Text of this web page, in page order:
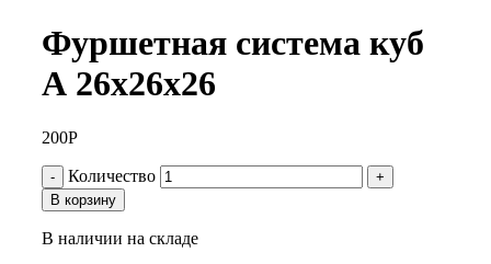
Фуршетная система куб
А 26х26х26
200Р
Количество
В корзину
В наличии на складе